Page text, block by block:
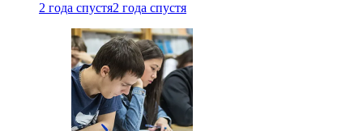
2 года спустя2 года спустя